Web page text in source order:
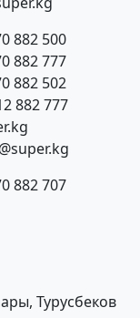
882 500
882 777
882 502
882 777
882 707
Турусбеков